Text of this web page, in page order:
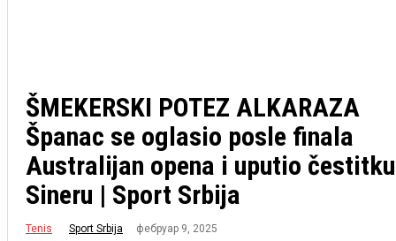
ŠMEKERSKI POTEZ ALKARAZA
Španac se oglasio posle finala
Australijan opena i uputio čestitku
Sineru | Sport Srbija
Tenis Sport Srbija фебруар 9, 2025